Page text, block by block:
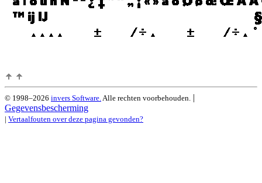
© 1998–2026 invers Software. Alle rechten voorbehouden. |
Gegevensbescherming
| Vertaalfouten over deze pagina gevonden?